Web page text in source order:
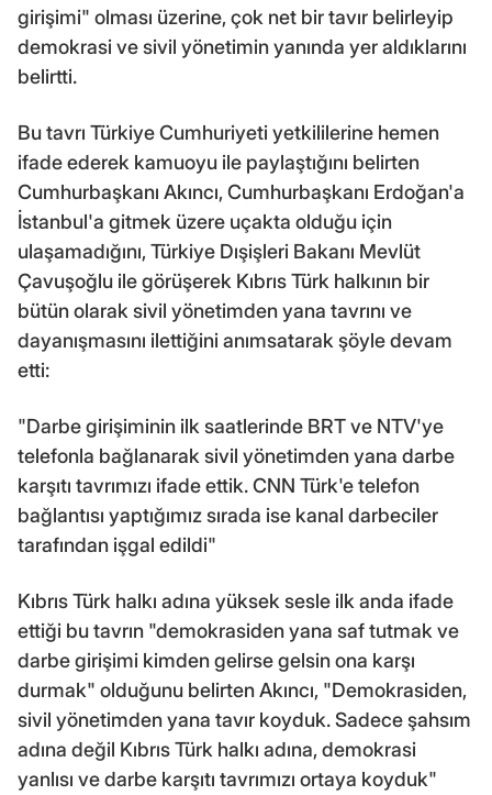
girişimi" olması üzerine, çok net bir tavır belirleyip
demokrasi ve sivil yönetimin yanında yer aldıklarını
belirtti.
Bu tavrı Türkiye Cumhuriyeti yetkililerine hemen
ifade ederek kamuoyu ile paylaştığını belirten
Cumhurbaşkanı Akıncı, Cumhurbaşkanı Erdoğan'a
İstanbul'a gitmek üzere uçakta olduğu için
ulaşamadığını, Türkiye Dışişleri Bakanı Mevlüt
Çavuşoğlu ile görüşerek Kıbrıs Türk halkının bir
bütün olarak sivil yönetimden yana tavrını ve
dayanışmasını ilettiğini anımsatarak şöyle devam
etti:
"Darbe girişiminin ilk saatlerinde BRT ve NTV'ye
telefonla bağlanarak sivil yönetimden yana darbe
karşıtı tavrımızı ifade ettik. CNN Türk'e telefon
bağlantısı yaptığımız sırada ise kanal darbeciler
tarafından işgal edildi"
Kıbrıs Türk halkı adına yüksek sesle ilk anda ifade
ettiği bu tavrın "demokrasiden yana saf tutmak ve
darbe girişimi kimden gelirse gelsin ona karşı
durmak" olduğunu belirten Akıncı, "Demokrasiden,
sivil yönetimden yana tavır koyduk. Sadece şahsım
adına değil Kıbrıs Türk halkı adına, demokrasi
yanlısı ve darbe karşıtı tavrımızı ortaya koyduk"